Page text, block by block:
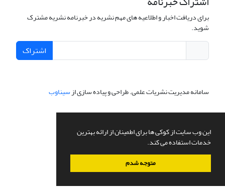
این وب سایت از کوکی ها برای اطمینان از ارائه بهترین
خدمات استفاده می کند.
متوجه شدم
برای دریافت اخبار و اطلاعیه های مهم نشریه در خبرنامه نشریه مشترک
شوید.
اشتراک
سامانه مدیریت نشریات علمی.طراحی و پیاده سازی ازسیناوب